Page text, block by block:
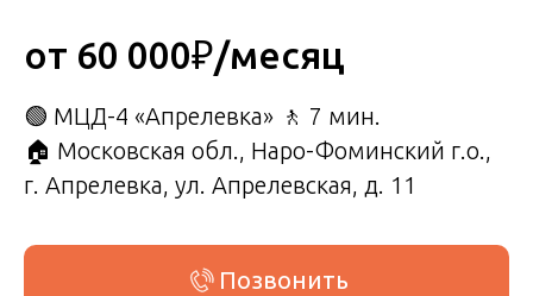
от 60 000₽/месяц
🟢 МЦД-4 «Апрелевка» 🚶 7 мин.
🏠 Московская обл., Наро-Фоминский г.о.,
г. Апрелевка, ул. Апрелевская, д. 11
Позвонить